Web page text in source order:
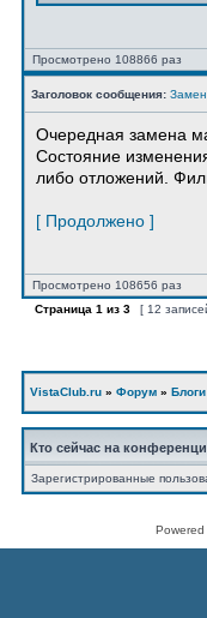
Просмотрено 108866 раз
Заголовок сообщения:
Очередная замена
Состояние
либо отложений.
[ Продолжено ]
Просмотрено 108656 раз
Страница 1 из 3 [ 12
VistaClub.ru » Форум » Блоги
Кто сейчас на
Зарегистрированные